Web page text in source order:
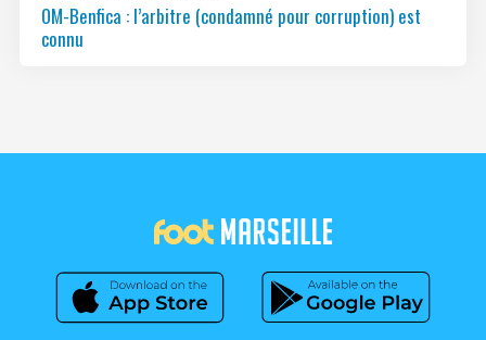
OM-Benfica : l’arbitre (condamné pour corruption) est
connu